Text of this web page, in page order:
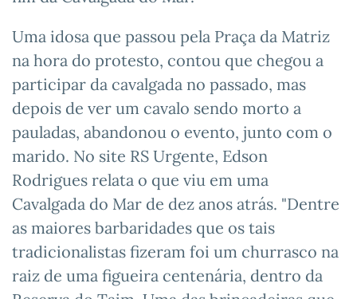
Uma idosa que passou pela Praça da Matriz
na hora do protesto, contou que chegou a
participar da cavalgada no passado, mas
depois de ver um cavalo sendo morto a
pauladas, abandonou o evento, junto com o
marido. No site RS Urgente, Edson
Rodrigues relata o que viu em uma
Cavalgada do Mar de dez anos atrás. "Dentre
as maiores barbaridades que os tais
tradicionalistas fizeram foi um churrasco na
raiz de uma figueira centenária, dentro da